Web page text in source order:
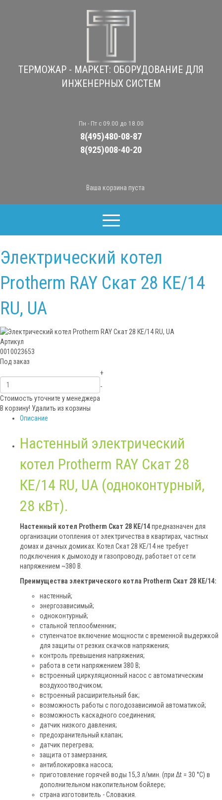
ТЕРМОЖАР - МАРКЕТ: ОБОРУДОВАНИЕ ДЛЯ
ИНЖЕНЕРНЫХ СИСТЕМ
Пн - Пт с 09.00 до 18.00
8(495)480-08-87
8(925)008-40-20
Ваша корзина пуста
Электрический котел
Protherm RAY Скат 28 КЕ/14
RU, UA
Артикул
0010023653
Под заказ
+
-
Стоимость уточните у менеджера
В корзину! Удалить из корзины
Описание
Настенный электрический
котел Protherm RAY Скат 28
КЕ/14 RU, UA (одноконтурный,
28 кВт).
Настенный котел Protherm Скат 28 КЕ/14предназначен для
организации отопления от электричества в квартирах, частных
домах и дачных домиках. Котел Скат 28 КЕ/14 не требует
подключения к дымоходу и газопроводу, работает от сети
напряжением ~380 В.
Преимущества электрического котла Protherm Скат 28 КЕ/14:
настенный;
энергозависимый;
одноконтурный;
стальной теплообменник;
ступенчатое включение мощности с временной выдержкой
для защиты от резких скачков напряжения;
контроль превышения напряжения;
работа в сети напряжением 380 В;
встроенный циркуляционный насос с автоматическим
воздухоотводчиком;
встроенный расширительный бак;
возможность работы с погодозависимой автоматикой;
возможность каскадного соединения;
датчик низкого давления;
предохранительный клапан;
датчик перегрева;
защита от замерзания;
антиблокировка насоса;
приготовление горячей воды 15,3 л/мин. (при Δt = 30 °C) в
дополнительном накопительном бойлере;
страна изготовитель - Словакия.